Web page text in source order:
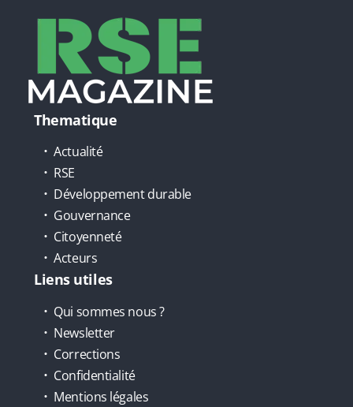
Thematique
Actualité
RSE
Développement durable
Gouvernance
Citoyenneté
Acteurs
Liens utiles
Qui sommes nous ?
Newsletter
Corrections
Confidentialité
Mentions légales